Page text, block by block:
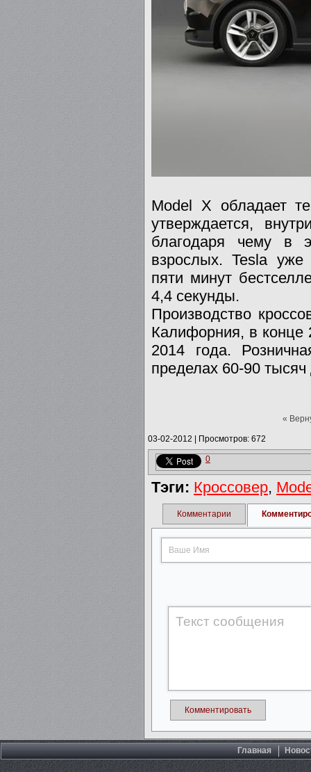
Model X обладает
утверждается,
благодаря чему в
взрослых. Tesla
пяти минут
4,4 секунды.
Производство
Калифорния, в конце
2014 года.
пределах 60-90
«
03-02-2012 Просмотров: 672
0
Тэги: Кроссовер,
Комментарии
Комментировать
Главная